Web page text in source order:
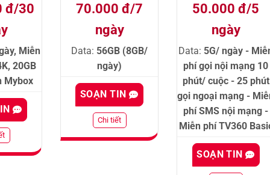
đ/30
Miễn
20GB
Mybox
70.000 đ/7
ngày
Data: 56GB (8GB/
ngày)
SOẠN TIN
Chi tiết
50.000 đ/5
ngày
Data: 5G/ ngày -
phí gọi nội mạng 10
phút/ cuộc - 25 phút
gọi ngoại mạng -
phí SMS nội mạng -
Miễn phí TV360
SOẠN TIN